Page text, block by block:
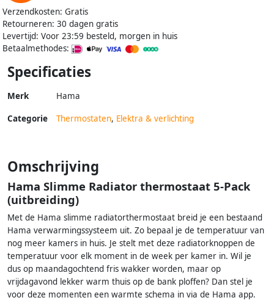
Verzendkosten: Gratis
Retourneren: 30 dagen gratis
Levertijd: Voor 23:59 besteld, morgen in huis
Betaalmethodes:
Specificaties
Merk Hama
Categorie Thermostaten, Elektra & verlichting
Omschrijving
Hama Slimme Radiator thermostaat 5-Pack
(uitbreiding)
Met de Hama slimme radiatorthermostaat breid je een bestaand
Hama verwarmingssysteem uit. Zo bepaal je de temperatuur van
nog meer kamers in huis. Je stelt met deze radiatorknoppen de
temperatuur voor elk moment in de week per kamer in. Wil je
dus op maandagochtend fris wakker worden, maar op
vrijdagavond lekker warm thuis op de bank ploffen? Dan stel je
voor deze momenten een warmte schema in via de Hama app.